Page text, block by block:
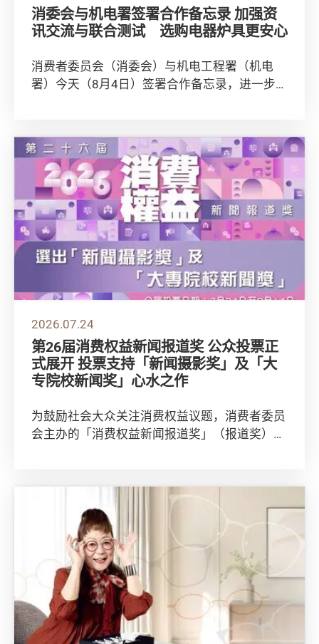
消委会与机电署签署合作备忘录 加强资
讯交流与联合测试 选购电器炉具更安心
消费者委员会（消委会）与机电工程署（机电
署）今天（8月4日）签署合作备忘录，进一步加
2026.07.24
第26届消费权益新闻报道奖 公众投票正
式展开 投票支持「新闻摄影奖」及「大
专院校新闻奖」心水之作
为鼓励社会大众关注消费权益议题，消费者委员
会主办的「消费权益新闻报道奖」（报道奖）今